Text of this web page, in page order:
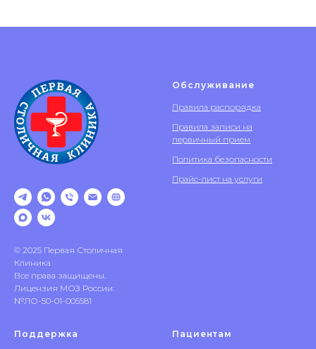
© 2025 Первая Столичная
Клиника
Все права защищены.
Лицензия МОЗ России:
№ЛО-50-01-005581
Обслуживание
Правила распорядка
Правила записи на
первичный прием
Политика безопасности
Прайс-лист на услуги
Поддержка Пациентам